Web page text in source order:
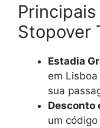
Stopover
Estadia
em
sua
Desconto
um